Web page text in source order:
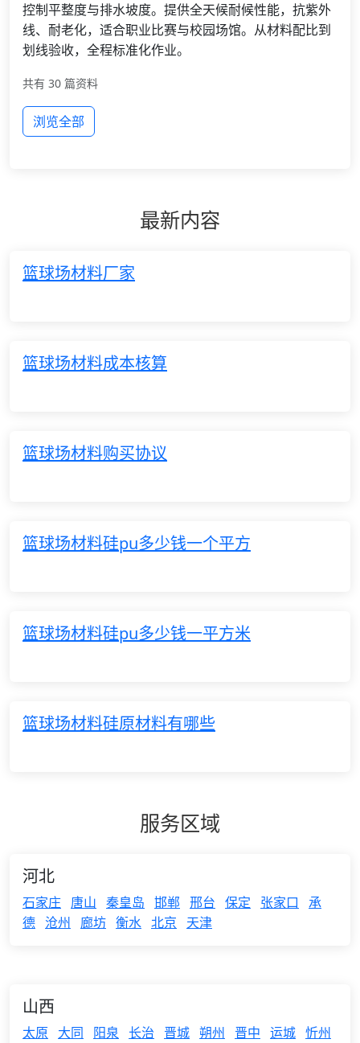
控制平整度与排水坡度。提供全天候耐候性能，抗紫外
线、耐老化，适合职业比赛与校园场馆。从材料配比到
划线验收，全程标准化作业。
共有 30 篇资料
浏览全部
最新内容
篮球场材料厂家
篮球场材料成本核算
篮球场材料购买协议
篮球场材料硅pu多少钱一个平方
篮球场材料硅pu多少钱一平方米
篮球场材料硅原材料有哪些
服务区域
河北
石家庄 唐山 秦皇岛 邯郸 邢台 保定 张家口
承
德 沧州 廊坊 衡水 北京 天津
山西
太原 大同 阳泉 长治 晋城 朔州 晋中 运城 忻州